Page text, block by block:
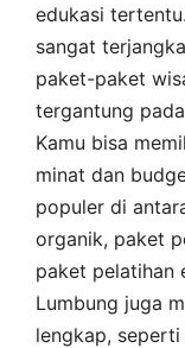
edukasi
sangat
paket-paket
tergantung
Kamu bisa
minat dan
populer di
organik, paket
paket pelatihan
Lumbung juga
lengkap,